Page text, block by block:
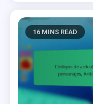
16 MINS READ